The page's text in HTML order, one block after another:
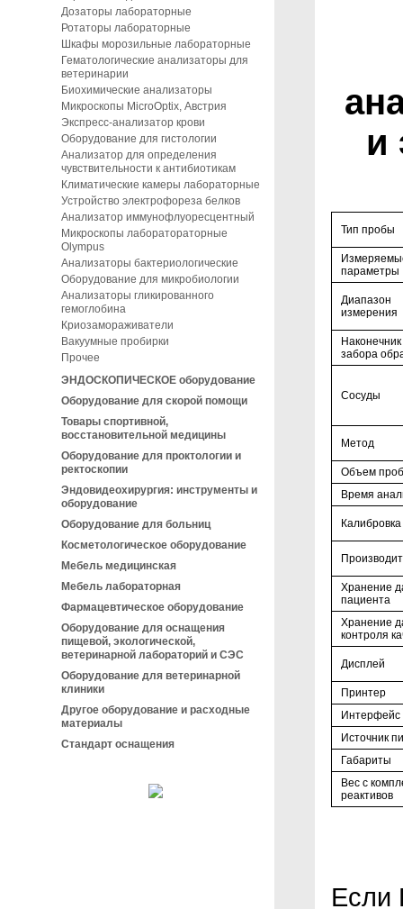
Дозаторы лабораторные
Ротаторы лабораторные
Шкафы морозильные лабораторные
Гематологические анализаторы для
ветеринарии
Биохимические анализаторы
Микроскопы MicroOptix, Австрия
Экспресс-анализатор крови
Оборудование для гистологии
Анализатор для определения
чувствительности к антибиотикам
Климатические камеры лабораторные
Устройство электрофореза белков
Анализатор иммунофлуоресцентный
Микроскопы лаборатораторные
Olympus
Анализаторы бактериологические
Оборудование для микробиологии
Анализаторы гликированного
гемоглобина
Криозамораживатели
Вакуумные пробирки
Прочее
ЭНДОСКОПИЧЕСКОЕ оборудование
Оборудование для скорой помощи
Товары спортивной,
восстановительной медицины
Оборудование для проктологии и
ректоскопии
Эндовидеохирургия: инструменты и
оборудование
Оборудование для больниц
Косметологическое оборудование
Мебель медицинская
Мебель лабораторная
Фармацевтическое оборудование
Оборудование для оснащения
пищевой, экологической,
ветеринарной лабораторий и СЭС
Оборудование для ветеринарной
клиники
Другое оборудование и расходные
материалы
Стандарт оснащения
и
Тип пробы
параметры
Диапазон
измерения
забора
Сосуды
Метод
Объем
Время
Калибровка
Хранение
пациента
Хранение
контроля
Дисплей
Принтер
Интерфейс
Источник
Габариты
Вес с
реактивов
Если